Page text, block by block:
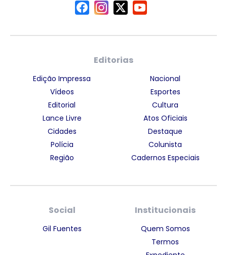
Editorias
Edição Impressa
Vídeos
Editorial
Lance Livre
Cidades
Polícia
Região
Nacional
Esportes
Cultura
Atos Oficiais
Destaque
Colunista
Cadernos Especiais
Social
Gil Fuentes
Institucionais
Quem Somos
Termos